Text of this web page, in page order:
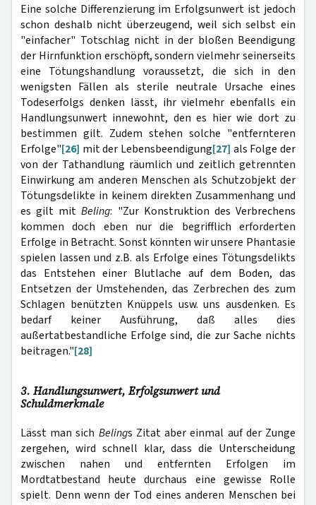
Eine solche Differenzierung im Erfolgsunwert ist jedoch
schon deshalb nicht überzeugend, weil sich selbst ein
"einfacher" Totschlag nicht in der bloßen Beendigung
der Hirnfunktion erschöpft, sondern vielmehr seinerseits
eine Tötungshandlung voraussetzt, die sich in den
wenigsten Fällen als sterile neutrale Ursache eines
Todeserfolgs denken lässt, ihr vielmehr ebenfalls ein
Handlungsunwert innewohnt, den es hier wie dort zu
bestimmen gilt. Zudem stehen solche "entfernteren
Erfolge"[26] mit der Lebensbeendigung[27] als Folge der
von der Tathandlung räumlich und zeitlich getrennten
Einwirkung am anderen Menschen als Schutzobjekt der
Tötungsdelikte in keinem direkten Zusammenhang und
es gilt mitBeling: "Zur Konstruktion des Verbrechens
kommen doch eben nur die begrifflich erforderten
Erfolge in Betracht. Sonst könnten wir unsere Phantasie
spielen lassen und z.B. als Erfolge eines Tötungsdelikts
das Entstehen einer Blutlache auf dem Boden, das
Entsetzen der Umstehenden, das Zerbrechen des zum
Schlagen benützten Knüppels usw. uns ausdenken. Es
bedarf keiner Ausführung, daß alles dies
außertatbestandliche Erfolge sind, die zur Sache nichts
beitragen."[28]
3. Handlungsunwert, Erfolgsunwert und
Schuldmerkmale
Lässt man sich Belings Zitat aber einmal auf der Zunge
zergehen, wird schnell klar, dass die Unterscheidung
zwischen nahen und entfernten Erfolgen im
Mordtatbestand heute durchaus eine gewisse Rolle
spielt. Denn wenn der Tod eines anderen Menschen bei